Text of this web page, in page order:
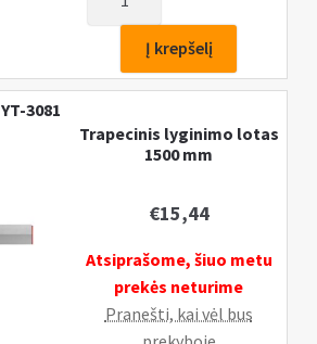
Gulsčiukas
akutės
mm
Į krepšelį
YT-3081
Trapecinis lyginimo lotas
1500 mm
€15,44
Atsiprašome, šiuo metu
prekės neturime
Pranešti, kai vėl bus